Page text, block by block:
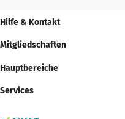
Hilfe & Kontakt
Mitgliedschaften
Hauptbereiche
Services